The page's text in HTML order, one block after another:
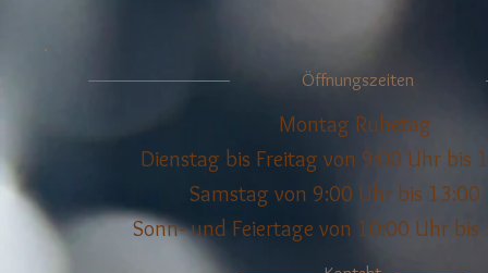
Öffnungszeiten
Montag Ruhetag
Dienstag bis Freitag von 9:00 Uhr bis
Samstag von 9:00 Uhr bis 13:00
Sonn- und Feiertage von 10:00 Uhr